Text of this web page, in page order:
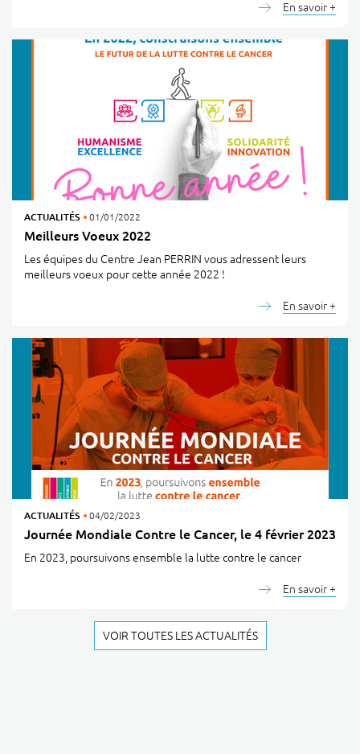
En savoir +
Meilleurs Voeux 2022
ACTUALITÉS 01/01/2022
Les équipes du Centre Jean PERRIN vous adressent leurs
meilleurs voeux pour cette année 2022 !
En savoir +
Journée Mondiale Contre le Cancer, le 4 février 2023
ACTUALITÉS 04/02/2023
En 2023, poursuivons ensemble la lutte contre le cancer
En savoir +
VOIR TOUTES LES ACTUALITÉS